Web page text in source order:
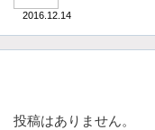
2016.12.14
投稿はありません。